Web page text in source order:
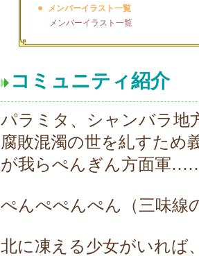
メンバーイラスト一覧
メンバーイラスト一覧
コミュニティ紹介
パラミタ、シャンバラ地
腐敗混濁の世を糺すため
が我らぺんぎん方面軍
ぺんぺぺんぺん（三味線
北に凍える少女がいれば